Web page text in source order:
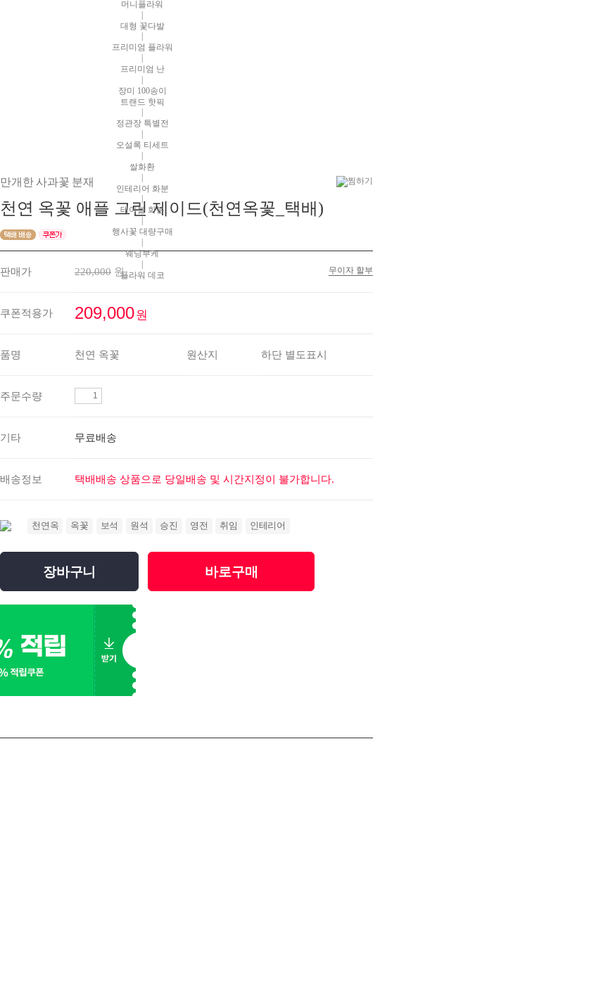
머니플라워
|
대형 꽃다발
프리미엄 플라워
프리미엄 난
|
장미 100송이
트랜드 핫픽
정관장 특별전
오설록 티세트
|
쌀화환
|
인테리어 화분
테이블 화분
행사꽃 대량구매
|
웨딩부케
|
플라워 데코
만개한 사과꽃 분재
천연 옥꽃 애플 그린 제이드(천연옥꽃_택배)
판매가 220,000 원 무이자 할부
쿠폰적용가 209,000원
품명 천연 옥꽃 원산지 하단 별도표시
주문수량
기타 무료배송
배송정보 택배배송 상품으로 당일배송 및 시간지정이 불가합니다.
천연옥 옥꽃 보석 원석 승진 영전 취임 인테리어
장바구니 바로구매